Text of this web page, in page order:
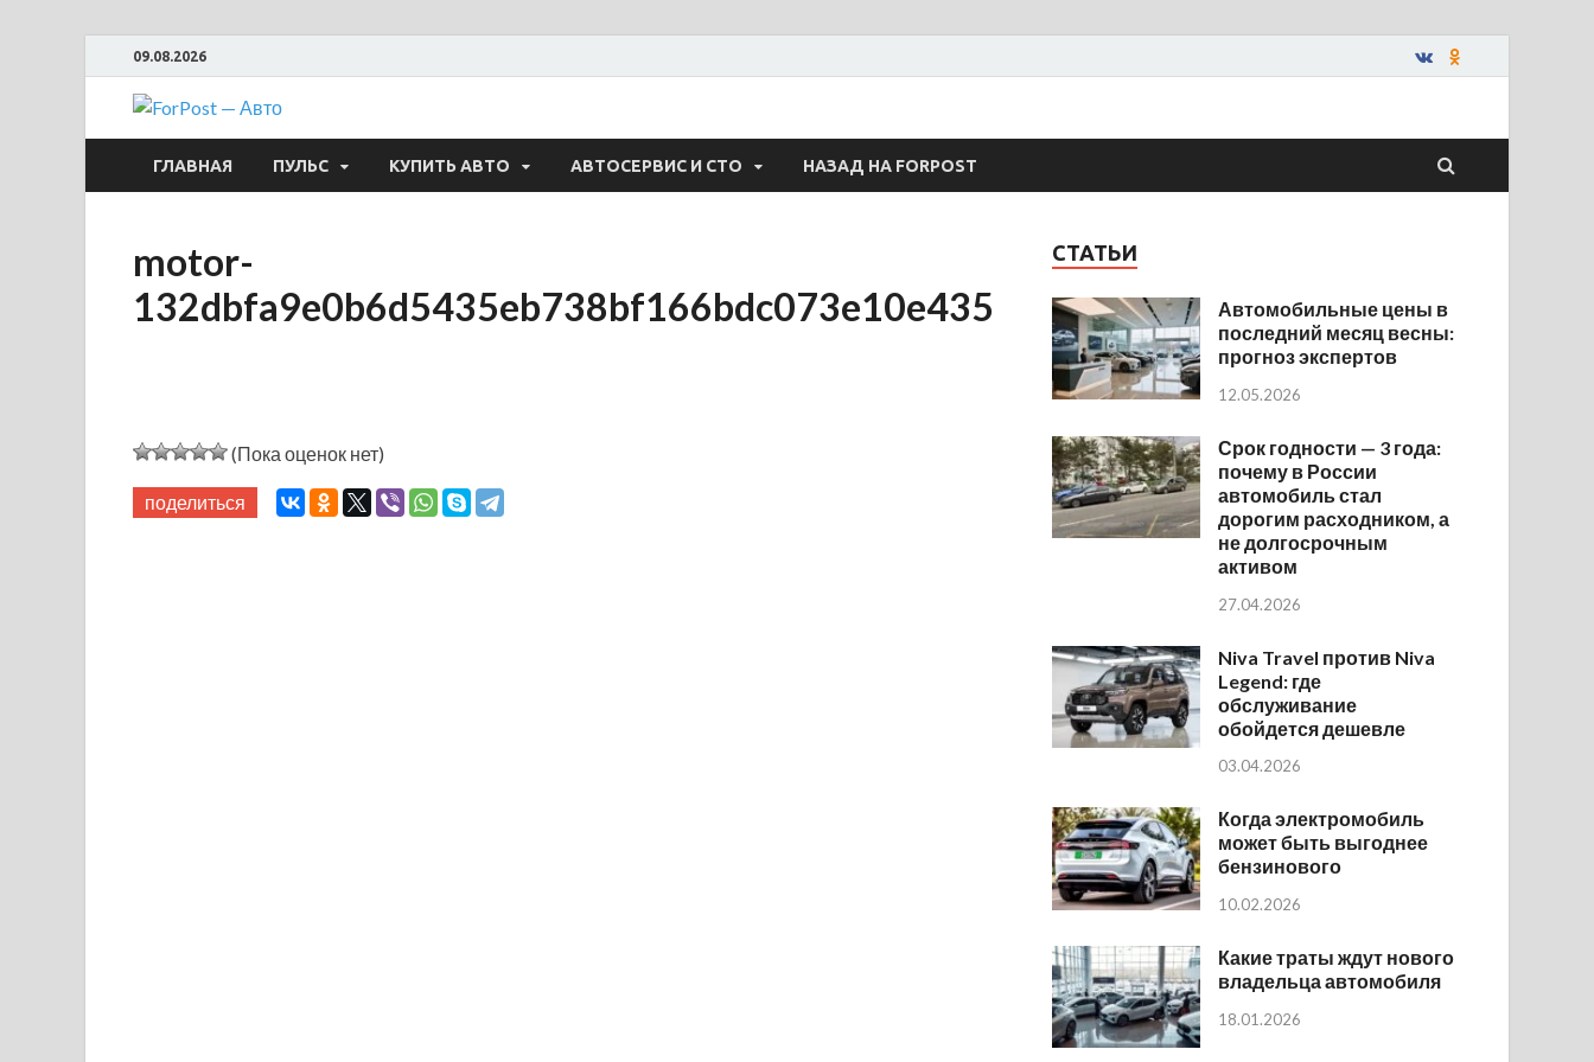
09.08.2026
ForPost — Авто
ГЛАВНАЯ ПУЛЬС КУПИТЬ АВТО АВТОСЕРВИС И СТО НАЗАД НА FORPOST
motor-
132dbfa9e0b6d5435eb738bf166bdc073e10e435
(Пока оценок нет)
поделиться
СТАТЬИ
Автомобильные цены в
последний месяц весны:
прогноз экспертов
12.05.2026
Срок годности — 3 года:
почему в России
автомобиль стал
дорогим расходником, а
не долгосрочным
активом
27.04.2026
Niva Travel против Niva
Legend: где
обслуживание
обойдется дешевле
03.04.2026
Когда электромобиль
может быть выгоднее
бензинового
10.02.2026
Какие траты ждут нового
владельца автомобиля
18.01.2026